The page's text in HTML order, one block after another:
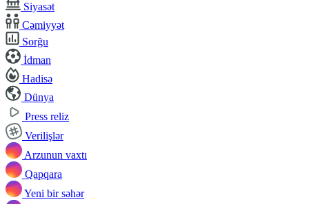
Siyasət
Cəmiyyət
Sorğu
İdman
Hadisə
Dünya
Press reliz
Verilişlər
Arzunun vaxtı
Qapqara
Yeni bir səhər